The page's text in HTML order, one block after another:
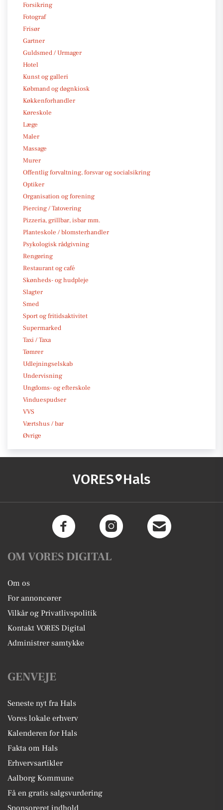
Forsikring
Fotograf
Frisør
Gartner
Guldsmed / Urmager
Hotel
Kunst og galleri
Købmand og døgnkiosk
Køkkenforhandler
Køreskole
Læge
Maler
Massage
Murer
Offentlig forvaltning, forsvar og socialsikring
Optiker
Organisation og forening
Piercing / Tatovering
Pizzeria, grillbar, isbar mm.
Planteskole / blomsterhandler
Psykologisk rådgivning
Rengøring
Restaurant og café
Skønheds- og hudpleje
Slagter
Smed
Sport og fritidsaktivitet
Supermarked
Taxi / Taxa
Tømrer
Udlejningselskab
Undervisning
Ungdoms- og efterskole
Vinduespudser
VVS
Værtshus / bar
Øvrige
VORES Hals
OM VORES DIGITAL
Om os
For annoncører
Vilkår og Privatlivspolitik
Kontakt VORES Digital
Administrer samtykke
GENVEJE
Seneste nyt fra Hals
Vores lokale erhverv
Kalenderen for Hals
Fakta om Hals
Erhvervsartikler
Aalborg Kommune
Få en gratis salgsvurdering
Sponsoreret indhold